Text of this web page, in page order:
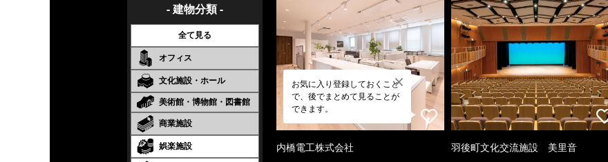
- 建物分類 -
全て見る
オフィス
文化施設・ホール
美術館・博物館・図書館
商業施設
娯楽施設
お気に入り登録しておくこと
で、後でまとめて見ることが
できます。
内橋電工株式会社 羽後町文化交流施設 美里音